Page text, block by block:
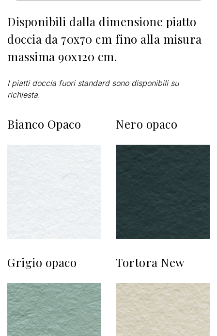
Disponibili dalla dimensione piatto
doccia da 70x70 cm fino alla misura
massima 90x120 cm.
I piatti doccia fuori standard sono disponibili su
richiesta.
Bianco Opaco Nero opaco
Grigio opaco Tortora New